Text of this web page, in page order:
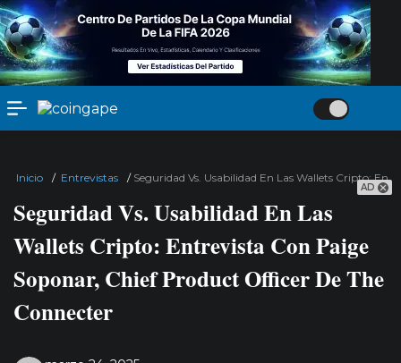
AD
Inicio / Entrevistas / Seguridad Vs. Usabilidad En Las Wallets Cripto:
Seguridad Vs. Usabilidad En Las
Wallets Cripto: Entrevista Con Paige
Soponar, Chief Product Officer De The
Connecter